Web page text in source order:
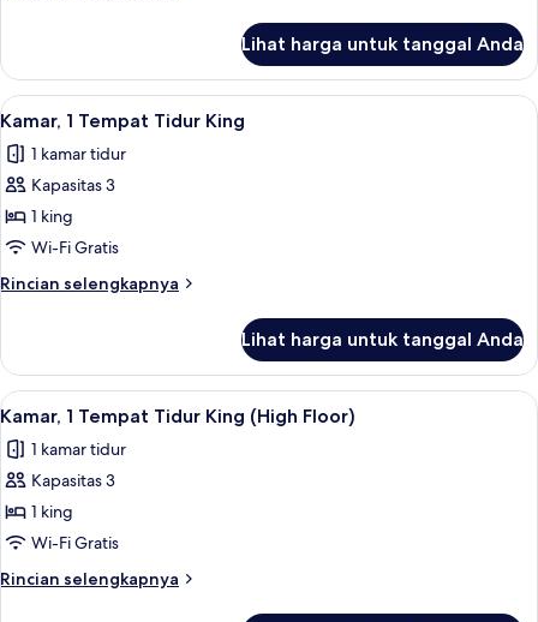
(High
Floor)
Kamar,
Tempat
King
(High
Lihat harga untuk tanggal Anda
Lihat
semua
foto
untuk
Kamar,
1
Tempat
Tidur
Brankas, meja kerja, ruang kerja
7
Kamar, 1 Tempat Tidur King
1 kamar tidur
Kapasitas 3
1 king
Wi-Fi Gratis
Rincian selengkapnya
Rincian
Kamar,
Tempat
King
Lihat harga untuk tanggal Anda
Lihat
semua
foto
untuk
Kamar,
1
Tempat
Tidur
Brankas, meja kerja, ruang kerja
7
Kamar, 1 Tempat Tidur King (High Floor)
1 kamar tidur
Kapasitas 3
1 king
Wi-Fi Gratis
Rincian selengkapnya
Rincian